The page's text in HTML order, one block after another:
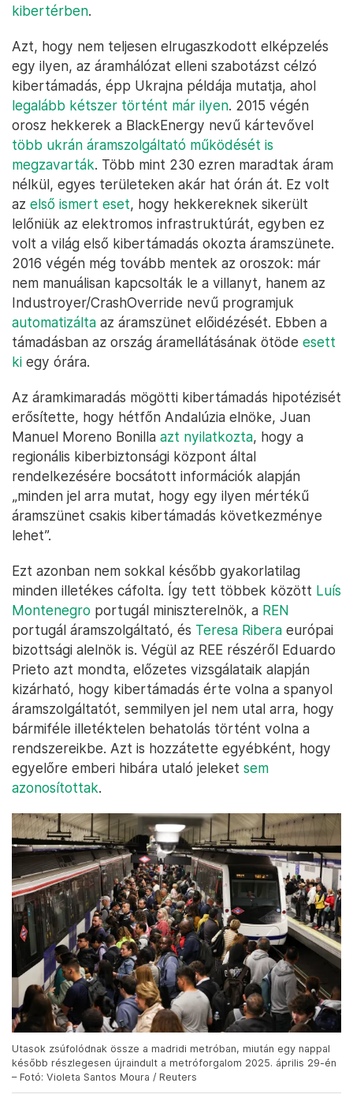
kibertérben.
Azt, hogy nem teljesen elrugaszkodott elképzelés
egy ilyen, az áramhálózat elleni szabotázst célzó
kibertámadás, épp Ukrajna példája mutatja, ahol
legalább kétszer történt már ilyen. 2015 végén
orosz hekkerek a BlackEnergy nevű kártevővel
több ukrán áramszolgáltató működését is
megzavarták. Több mint 230 ezren maradtak áram
nélkül, egyes területeken akár hat órán át. Ez volt
az első ismert eset, hogy hekkereknek sikerült
lelőniük az elektromos infrastruktúrát, egyben ez
volt a világ első kibertámadás okozta áramszünete.
2016 végén még tovább mentek az oroszok: már
nem manuálisan kapcsolták le a villanyt, hanem az
Industroyer/CrashOverride nevű programjuk
automatizálta az áramszünet előidézését. Ebben a
támadásban az ország áramellátásának ötöde esett
ki egy órára.
Az áramkimaradás mögötti kibertámadás hipotézisét
erősítette, hogy hétfőn Andalúzia elnöke, Juan
Manuel Moreno Bonilla azt nyilatkozta, hogy a
regionális kiberbiztonsági központ által
rendelkezésére bocsátott információk alapján
„minden jel arra mutat, hogy egy ilyen mértékű
áramszünet csakis kibertámadás következménye
lehet”.
Ezt azonban nem sokkal később gyakorlatilag
minden illetékes cáfolta. Így tett többek között Luís
Montenegro portugál miniszterelnök, a REN
portugál áramszolgáltató, és Teresa Ribera európai
bizottsági alelnök is. Végül az REE részéről Eduardo
Prieto azt mondta, előzetes vizsgálataik alapján
kizárható, hogy kibertámadás érte volna a spanyol
áramszolgáltatót, semmilyen jel nem utal arra, hogy
bármiféle illetéktelen behatolás történt volna a
rendszereikbe. Azt is hozzátette egyébként, hogy
egyelőre emberi hibára utaló jeleket sem
azonosítottak.
Utasok zsúfolódnak össze a madridi metróban, miután egy nappal
később részlegesen újraindult a metróforgalom 2025. április 29-én
– Fotó: Violeta Santos Moura / Reuters